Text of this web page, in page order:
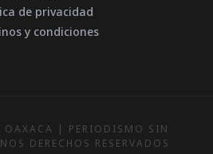
de privacidad
y condiciones
| PERIODISMO SIN
DERECHOS RESERVADOS